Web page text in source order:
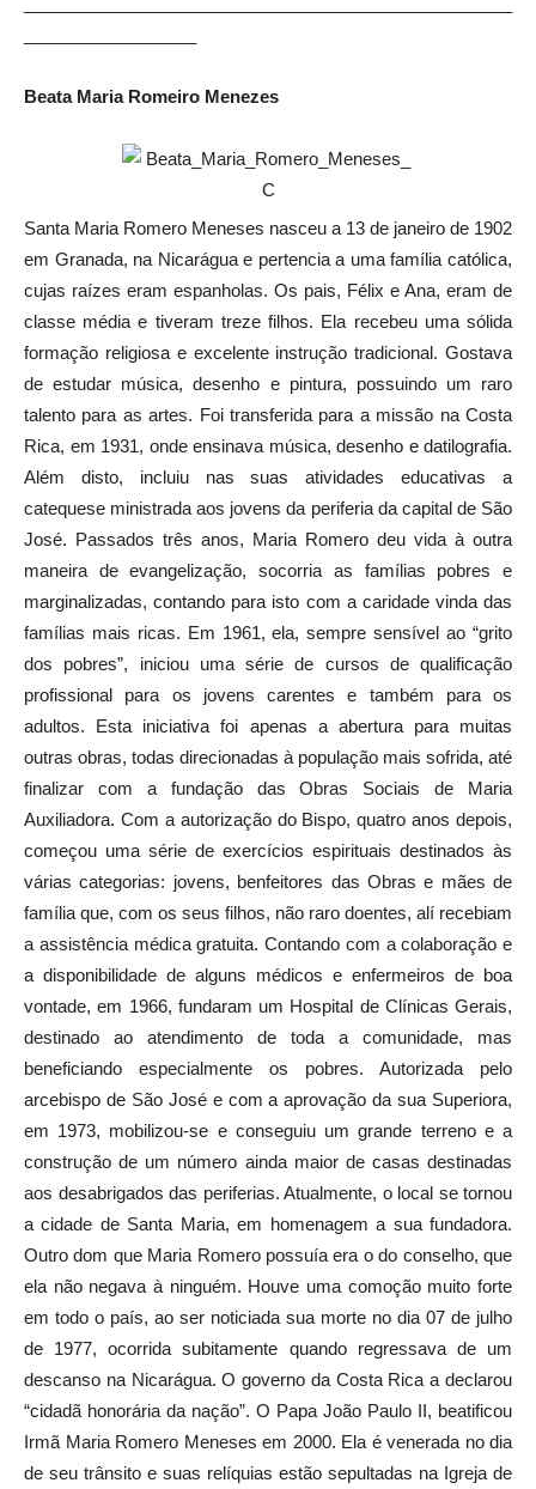
Beata Maria Romeiro Menezes
Santa Maria Romero Meneses nasceu a 13 de janeiro de 1902
em Granada, na Nicarágua e pertencia a uma família católica,
cujas raízes eram espanholas. Os pais, Félix e Ana, eram de
classe média e tiveram treze filhos. Ela recebeu uma sólida
formação religiosa e excelente instrução tradicional. Gostava
de estudar música, desenho e pintura, possuindo um raro
talento para as artes. Foi transferida para a missão na Costa
Rica, em 1931, onde ensinava música, desenho e datilografia.
Além disto, incluiu nas suas atividades educativas a
catequese ministrada aos jovens da periferia da capital de São
José. Passados três anos, Maria Romero deu vida à outra
maneira de evangelização, socorria as famílias pobres e
marginalizadas, contando para isto com a caridade vinda das
famílias mais ricas. Em 1961, ela, sempre sensível ao “grito
dos pobres”, iniciou uma série de cursos de qualificação
profissional para os jovens carentes e também para os
adultos. Esta iniciativa foi apenas a abertura para muitas
outras obras, todas direcionadas à população mais sofrida, até
finalizar com a fundação das Obras Sociais de Maria
Auxiliadora. Com a autorização do Bispo, quatro anos depois,
começou uma série de exercícios espirituais destinados às
várias categorias: jovens, benfeitores das Obras e mães de
família que, com os seus filhos, não raro doentes, alí recebiam
a assistência médica gratuita. Contando com a colaboração e
a disponibilidade de alguns médicos e enfermeiros de boa
vontade, em 1966, fundaram um Hospital de Clínicas Gerais,
destinado ao atendimento de toda a comunidade, mas
beneficiando especialmente os pobres. Autorizada pelo
arcebispo de São José e com a aprovação da sua Superiora,
em 1973, mobilizou-se e conseguiu um grande terreno e a
construção de um número ainda maior de casas destinadas
aos desabrigados das periferias. Atualmente, o local se tornou
a cidade de Santa Maria, em homenagem a sua fundadora.
Outro dom que Maria Romero possuía era o do conselho, que
ela não negava à ninguém. Houve uma comoção muito forte
em todo o país, ao ser noticiada sua morte no dia 07 de julho
de 1977, ocorrida subitamente quando regressava de um
descanso na Nicarágua. O governo da Costa Rica a declarou
“cidadã honorária da nação”. O Papa João Paulo II, beatificou
Irmã Maria Romero Meneses em 2000. Ela é venerada no dia
de seu trânsito e suas relíquias estão sepultadas na Igreja de